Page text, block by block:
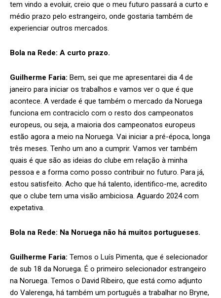
tem vindo a evoluir, creio que o meu futuro passará a curto e
médio prazo pelo estrangeiro, onde gostaria também de
experienciar outros mercados.
Bola na Rede: A curto prazo.
Guilherme Faria: Bem, sei que me apresentarei dia 4 de
janeiro para iniciar os trabalhos e vamos ver o que é que
acontece. A verdade é que também o mercado da Noruega
funciona em contraciclo com o resto dos campeonatos
europeus, ou seja, a maioria dos campeonatos europeus
estão agora a meio na Noruega. Vai iniciar a pré-época, longa
três meses. Tenho um ano a cumprir. Vamos ver também
quais é que são as ideias do clube em relação à minha
pessoa e a forma como posso contribuir no futuro. Para já,
estou satisfeito. Acho que há talento, identifico-me, acredito
que o clube tem uma visão ambiciosa. Aguardo 2024 com
expetativa.
Bola na Rede: Na Noruega não há muitos portugueses.
Guilherme Faria: Temos o Luís Pimenta, que é selecionador
de sub 18 da Noruega. É o primeiro selecionador estrangeiro
na Noruega. Temos o David Ribeiro, que está como adjunto
do Valerenga, há também um português a trabalhar no Bryne,